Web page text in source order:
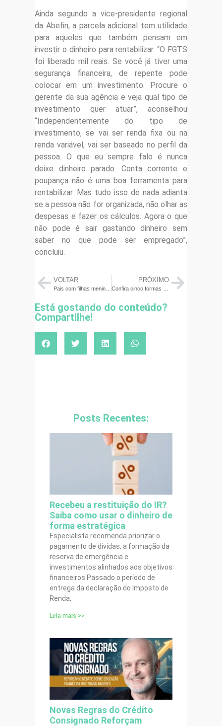
Ainda segundo a vice-presidente regional
da Abefin, a parcela adicional tem utilidade
para aqueles que também pensam em
investir o dinheiro para rentabilizar. “O FGTS
foi liberado mil reais. Se você já tiver uma
segurança financeira, de repente pode
colocar em um investimento. Procure o
gerente da sua agência e veja qual tipo de
investimento quer atuar”, aconselhou
“Independentemente do tipo de
investimento, se vai ser renda fixa ou na
renda variável, vai ser baseado no perfil da
pessoa. O que eu sempre falo é nunca
deixe dinheiro parado. Conta corrente e
poupança não é uma boa ferramenta para
rentabilizar. Mas tudo isso de nada adianta
se a pessoa não for organizada, não olhar as
despesas e fazer os cálculos. Agora o que
não pode é sair gastando dinheiro sem
saber no que pode ser empregado”,
concluiu.
VOLTAR
Pais com filhas meninas gastam 30% mais dinheiro do que se tivessem menino
PRÓXIMO
Está gostando do conteúdo?
Compartilhe!
Posts Recentes:
Recebeu a restituição do IR?
Saiba como usar o dinheiro de
forma estratégica
Especialista recomenda priorizar o
pagamento de dívidas, a formação da
reserva de emergência e
investimentos alinhados aos objetivos
financeiros Passado o período de
entrega da declaração do Imposto de
Renda,
Leia mais >>
Novas Regras do Crédito
Consignado Reforçam